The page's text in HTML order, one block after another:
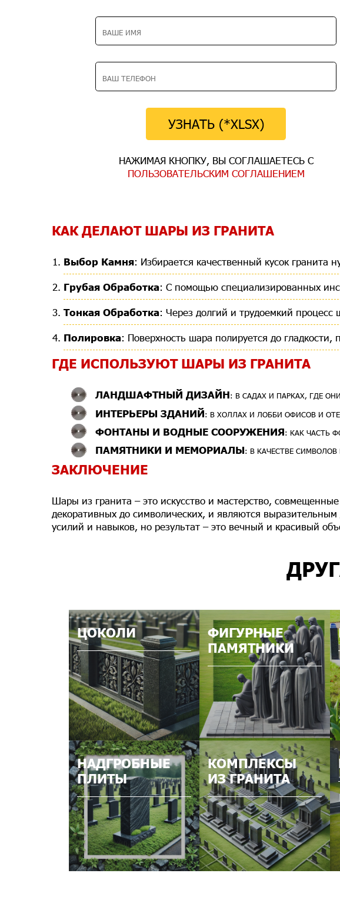
УЗНАТЬ (*XLSX)
НАЖИМАЯ КНОПКУ, ВЫ СОГЛАШАЕТЕСЬ С
ПОЛЬЗОВАТЕЛЬСКИМ СОГЛАШЕНИЕМ
КАК ДЕЛАЮТ ШАРЫ ИЗ ГРАНИТА
Выбор Камня: Избирается качественный кусок гранита
Грубая Обработка: С помощью специализированных
Тонкая Обработка: Через долгий и трудоемкий
Полировка: Поверхность шара полируется до гладкости,
ГДЕ ИСПОЛЬЗУЮТ ШАРЫ ИЗ ГРАНИТА
ЛАНДШАФТНЫЙ ДИЗАЙН: В САДАХ И ПАРКАХ, ГДЕ
ИНТЕРЬЕРЫ ЗДАНИЙ: В ХОЛЛАХ И ЛОББИ ОФИСОВ И
ФОНТАНЫ И ВОДНЫЕ СООРУЖЕНИЯ: КАК ЧАСТЬ
ПАМЯТНИКИ И МЕМОРИАЛЫ: В КАЧЕСТВЕ
ЗАКЛЮЧЕНИЕ
Шары из гранита – это искусство и мастерство,
декоративных до символических, и являются
усилий и навыков, но результат – это вечный и красивый
ЦОКОЛИ
ФИГУРНЫЕ
ПАМЯТНИКИ
НАДГРОБНЫЕ
ПЛИТЫ
КОМПЛЕКСЫ
ИЗ ГРАНИТА